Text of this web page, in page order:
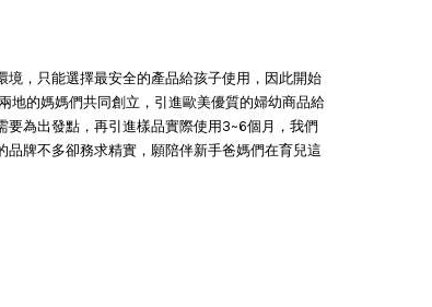
境，只能選擇最安全的產品給孩子使用，因此開始
地的媽媽們共同創立，引進歐美優質的婦幼商品給
為出發點，再引進樣品實際使用3~6個月，我們
牌不多卻務求精實，願陪伴新手爸媽們在育兒這